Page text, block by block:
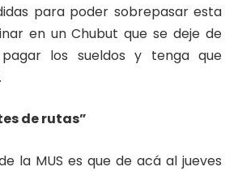
para poder sobrepasar esta
en un Chubut que se deje de
los sueldos y tenga que
de rutas”
la MUS es que de acá al jueves